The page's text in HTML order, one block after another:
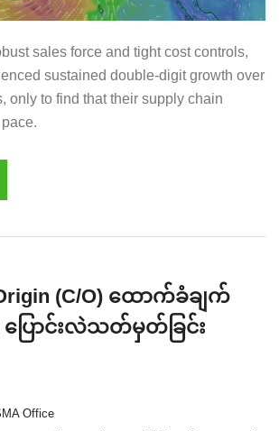
sales force and tight cost controls,
sustained double-digit growth over
only to find that their supply chain
(C/O) ထောက်ခံချက်
ပြောင်းလဲသတ်မှတ်ခြင်း
Office